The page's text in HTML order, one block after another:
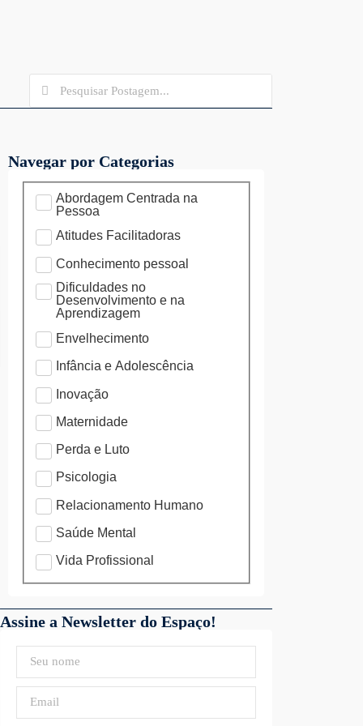
Navegar por Categorias
Abordagem Centrada na
Pessoa
Atitudes Facilitadoras
Conhecimento pessoal
Dificuldades no
Desenvolvimento e na
Aprendizagem
Envelhecimento
Infância e Adolescência
Inovação
Maternidade
Perda e Luto
Psicologia
Relacionamento Humano
Saúde Mental
Vida Profissional
Assine a Newsletter do Espaço!